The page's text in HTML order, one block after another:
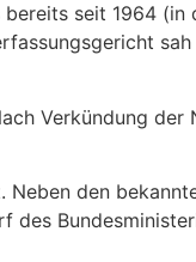
seit 1964 (in
Verkündung
den